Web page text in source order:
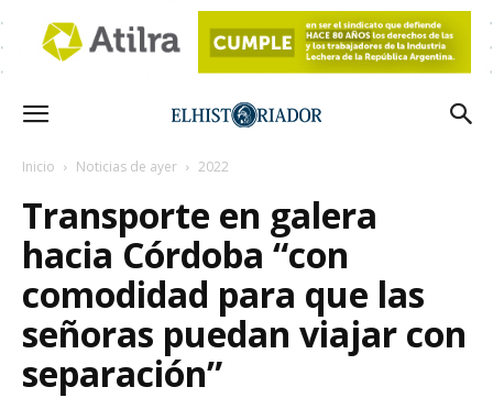
Inicio Noticias de ayer 2022
Transporte en galera
hacia Córdoba “con
comodidad para que las
señoras puedan viajar con
separación”